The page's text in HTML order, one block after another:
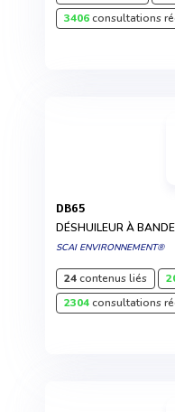
3406consultations
DB65
DÉSHUILEUR À BANDE
SCAI ENVIRONNEMENT®
24contenus liés
2304consultations